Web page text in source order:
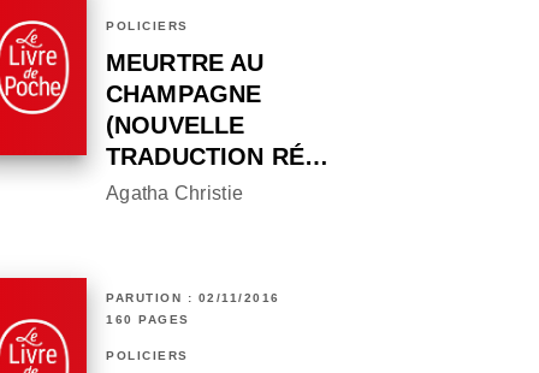
POLICIERS
MEURTRE AU
CHAMPAGNE
(NOUVELLE
TRADUCTION RÉ…
Agatha Christie
PARUTION : 02/11/2016
160 PAGES
POLICIERS